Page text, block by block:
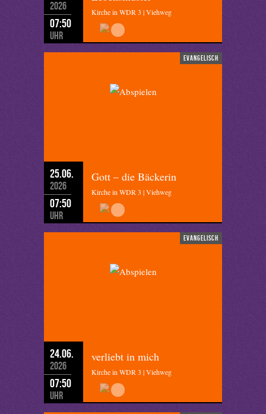
2026
07:50
Uhr
Kirche in WDR 3 | Viehweg
evangelisch
25.06.
2026
07:50
Uhr
Gott – die Bäckerin
Kirche in WDR 3 | Viehweg
evangelisch
24.06.
2026
07:50
Uhr
verliebt in mich
Kirche in WDR 3 | Viehweg